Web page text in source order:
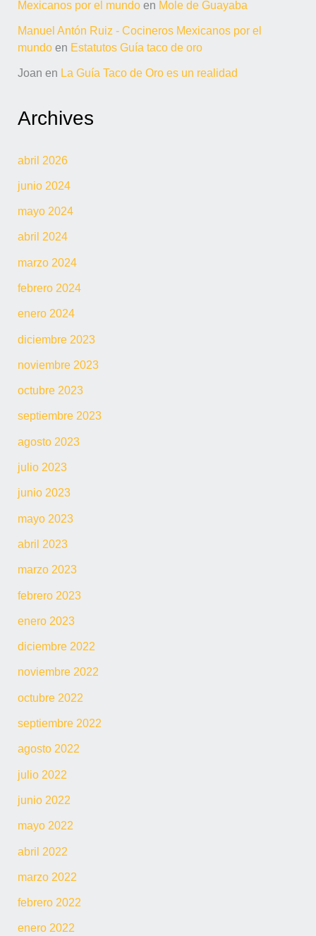
Mexicanos por el mundo en Mole de Guayaba
Manuel Antón Ruiz - Cocineros Mexicanos por el
mundo en Estatutos Guía taco de oro
Joan en La Guía Taco de Oro es un realidad
Archives
abril 2026
junio 2024
mayo 2024
abril 2024
marzo 2024
febrero 2024
enero 2024
diciembre 2023
noviembre 2023
octubre 2023
septiembre 2023
agosto 2023
julio 2023
junio 2023
mayo 2023
abril 2023
marzo 2023
febrero 2023
enero 2023
diciembre 2022
noviembre 2022
octubre 2022
septiembre 2022
agosto 2022
julio 2022
junio 2022
mayo 2022
abril 2022
marzo 2022
febrero 2022
enero 2022